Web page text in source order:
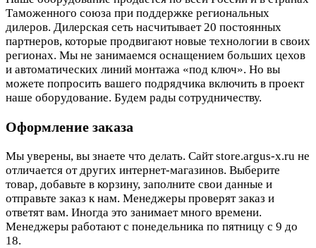
Таможенного союза при поддержке региональных
дилеров. Дилерская сеть насчитывает 20 постоянных
партнеров, которые продвигают новые технологии в своих
регионах. Мы не занимаемся оснащением больших цехов
и автоматических линий монтажа «под ключ». Но вы
можете попросить вашего подрядчика включить в проект
наше оборудование. Будем рады сотрудничеству.
Оформление заказа
Мы уверены, вы знаете что делать. Сайт store.argus-x.ru не
отличается от других интернет-магазинов. Выберите
товар, добавьте в корзину, заполните свои данные и
отправьте заказ к нам. Менеджеры проверят заказ и
ответят вам. Иногда это занимает много времени.
Менеджеры работают с понедельника по пятницу с 9 до
18.